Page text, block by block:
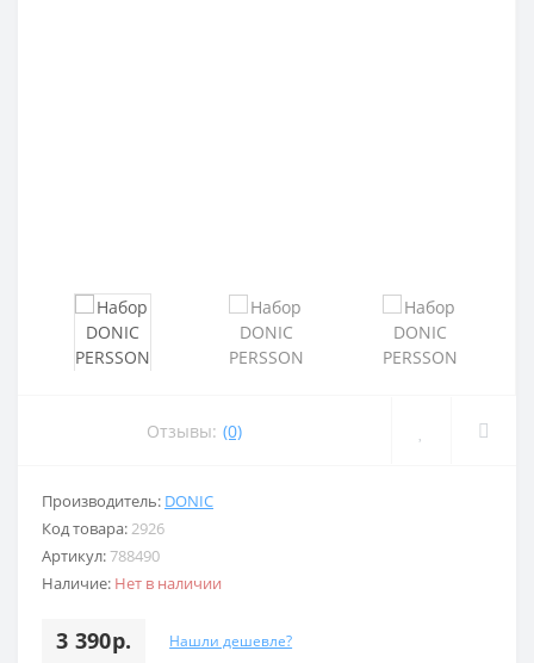
Отзывы: (0)
Производитель: DONIC
Код товара:2926
Артикул:788490
Наличие: Нет в наличии
3 390р. Нашли дешевле?